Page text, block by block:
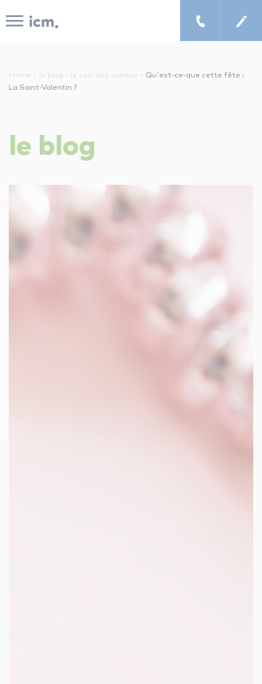
cours de musique à domicile
chercher un enseignant
les tarifs
Home - le blog - le coin des curieux - Qu'est-ce-que cette fête :
La Saint-Valentin ?
le blog